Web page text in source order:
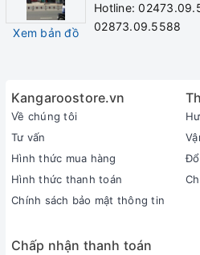
Số vùng
nấu
1 vùng nấu
Xem bản đồ
Hotline:
02873.09.5588
Kangaroostore.vn
Về chúng tôi
Tư vấn
Hình thức mua hàng
Hình thức thanh toán
Chính sách bảo mật thông tin
Chấp nhận thanh toán